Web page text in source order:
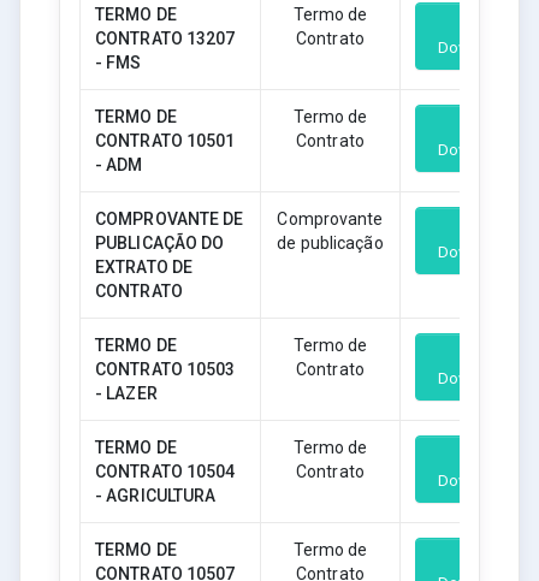
TERMO DE
CONTRATO 13207
- FMS
Termo de
Contrato
Download
TERMO DE
CONTRATO 10501
- ADM
Termo de
Contrato
Download
COMPROVANTE DE
PUBLICAÇÃO DO
EXTRATO DE
CONTRATO
Comprovante
de publicação
Download
TERMO DE
CONTRATO 10503
- LAZER
Termo de
Contrato
Download
TERMO DE
CONTRATO 10504
- AGRICULTURA
Termo de
Contrato
Download
TERMO DE
CONTRATO 10507
Termo de
Contrato